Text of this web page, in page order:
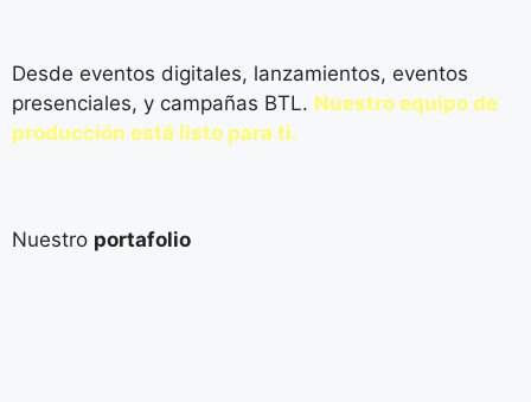
Desde eventos digitales, lanzamientos, eventos
presenciales, y campañas BTL. Nuestro equipo de
producción está listo para ti.
Nuestro portafolio